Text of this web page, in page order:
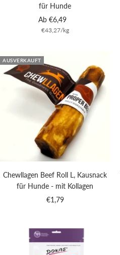
für Hunde
Angebotspreis
Ab €6,49
€43,27/kg
AUSVERKAUFT
Chewllagen Beef Roll L, Kausnack
für Hunde - mit Kollagen
Angebotspreis
€1,79